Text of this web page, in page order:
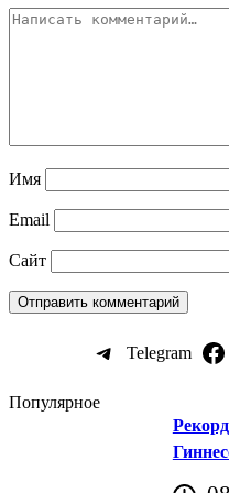
Имя
Email
Сайт
Telegram
Популярное